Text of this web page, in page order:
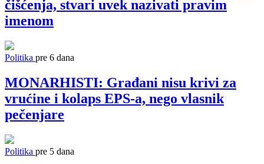
čišćenja, stvari uvek nazivati pravim
imenom
Politika pre 6 dana
MONARHISTI: Građani nisu krivi za
vrućine i kolaps EPS-a, nego vlasnik
pečenjare
Politika pre 5 dana